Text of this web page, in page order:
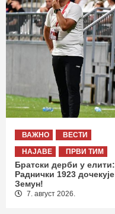
ВАЖНО
ВЕСТИ
НАЈАВЕ
ПРВИ ТИМ
Братски дерби у елити:
Раднички 1923 дочекује
Земун!
7. август 2026.